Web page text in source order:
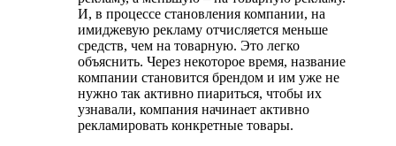
И, в процессе становления компании, на
имиджевую рекламу отчисляется меньше
средств, чем на товарную. Это легко
объяснить. Через некоторое время, название
компании становится брендом и им уже не
нужно так активно пиариться, чтобы их
узнавали, компания начинает активно
рекламировать конкретные товары.